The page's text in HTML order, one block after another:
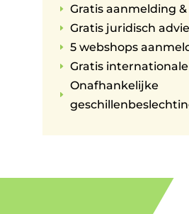
E Gratis aanmelding
E Gratis juridisch
E 5 webshops
E Gratis
E
Onafhankelijke